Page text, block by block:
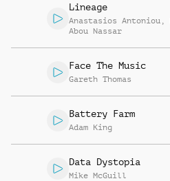
Lineage
Anastasios Antoniou ,
Abou Nassar
Face The Music
Gareth Thomas
Battery Farm
Adam King
Data Dystopia
Mike McGuill